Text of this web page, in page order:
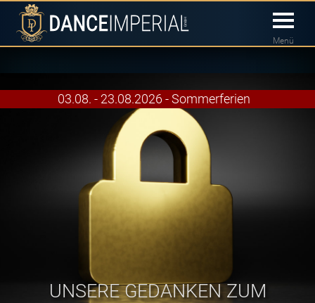
Menü
03.08. - 23.08.2026 - Sommerferien
UNSERE GEDANKEN ZUM